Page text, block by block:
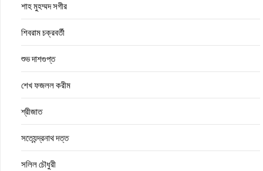
শাহ মুহম্মদ সগীর
শিবরাম চক্রবর্তী
শুভ দাশগুপ্ত
শেখ ফজলল করীম
শ্রীজাত
সত্যেন্দ্রনাথ দত্ত
সলিল চৌধুরী